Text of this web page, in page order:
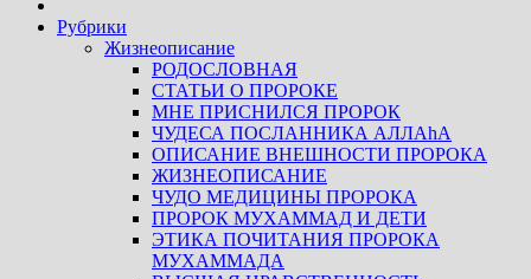
Рубрики
Жизнеописание
РОДОСЛОВНАЯ
СТАТЬИ О ПРОРОКЕ
МНЕ ПРИСНИЛСЯ ПРОРОК
ЧУДЕСА ПОСЛАННИКА АЛЛАhА
ОПИСАНИЕ ВНЕШНОСТИ ПРОРОКА
ЖИЗНЕОПИСАНИЕ
ЧУДО МЕДИЦИНЫ ПРОРОКА
ПРОРОК МУХАММАД И ДЕТИ
ЭТИКА ПОЧИТАНИЯ ПРОРОКА
МУХАММАДА